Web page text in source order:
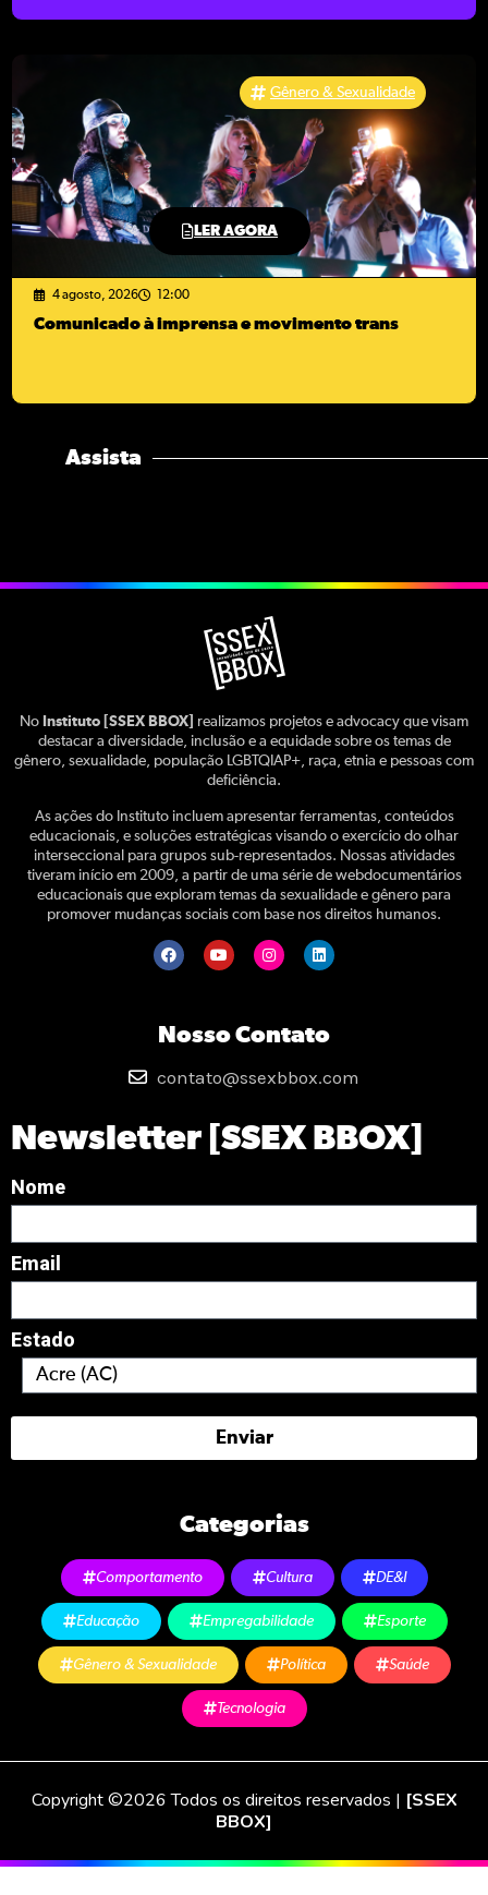
LER AGORA
Gênero & Sexualidade
4 agosto, 2026 12:00
Comunicado à imprensa e movimento trans
Assista
No Instituto [SSEX BBOX]
realizamos projetos e advocacy que visam
destacar a diversidade, inclusão e a equidade sobre os temas de
gênero, sexualidade, população LGBTQIAP+, raça, etnia e pessoas com
deficiência.
As ações do Instituto incluem apresentar ferramentas, conteúdos
educacionais, e soluções estratégicas visando o exercício do olhar
interseccional para grupos sub-representados. Nossas atividades
tiveram início em 2009, a partir de uma série de webdocumentários
educacionais que exploram temas da sexualidade e gênero para
promover mudanças sociais com base nos direitos humanos.
Nosso Contato
contato@ssexbbox.com
Newsletter [SSEX BBOX]
Nome
Email
Estado
Enviar
Categorias
Comportamento Cultura DE&I
Educação Empregabilidade Esporte
Gênero & Sexualidade Política Saúde
Tecnologia
Copyright ©2026 Todos os direitos reservados | [SSEX
BBOX]